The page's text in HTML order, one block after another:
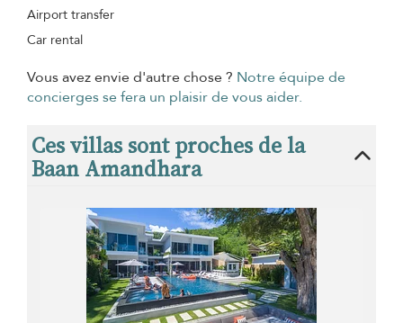
Airport transfer
Car rental
Vous avez envie d'autre chose ? Notre équipe de
concierges se fera un plaisir de vous aider.
Ces villas sont proches de la
Baan Amandhara